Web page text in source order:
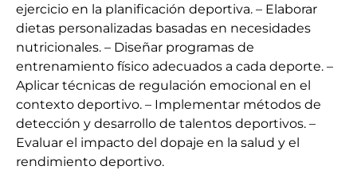
ejercicio en la planificación deportiva. – Elaborar
dietas personalizadas basadas en necesidades
nutricionales. – Diseñar programas de
entrenamiento físico adecuados a cada deporte. –
Aplicar técnicas de regulación emocional en el
contexto deportivo. – Implementar métodos de
detección y desarrollo de talentos deportivos. –
Evaluar el impacto del dopaje en la salud y el
rendimiento deportivo.